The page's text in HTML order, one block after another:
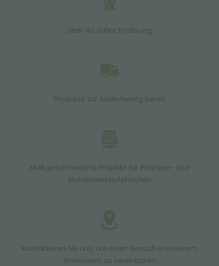
Über 40 Jahre Erfahrung
Produkte zur Auslieferung bereit
Maßgeschneiderte Projekte für Pflanzen- und
Blumenverkaufsflächen
Kontaktieren Sie uns, um einen Besuch in unserem
Showroom zu vereinbaren